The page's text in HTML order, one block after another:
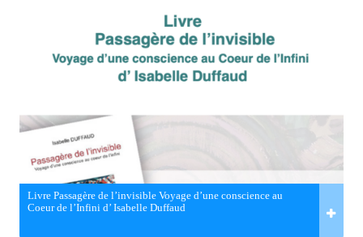
Livre Passagère de l’invisible Voyage d’une conscience au
Coeur de l’Infini d’ Isabelle Duffaud